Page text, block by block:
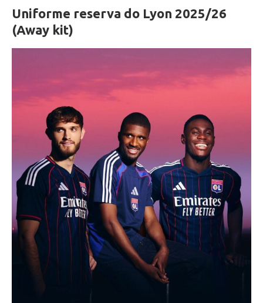
Uniforme reserva do Lyon 2025/26
(Away kit)